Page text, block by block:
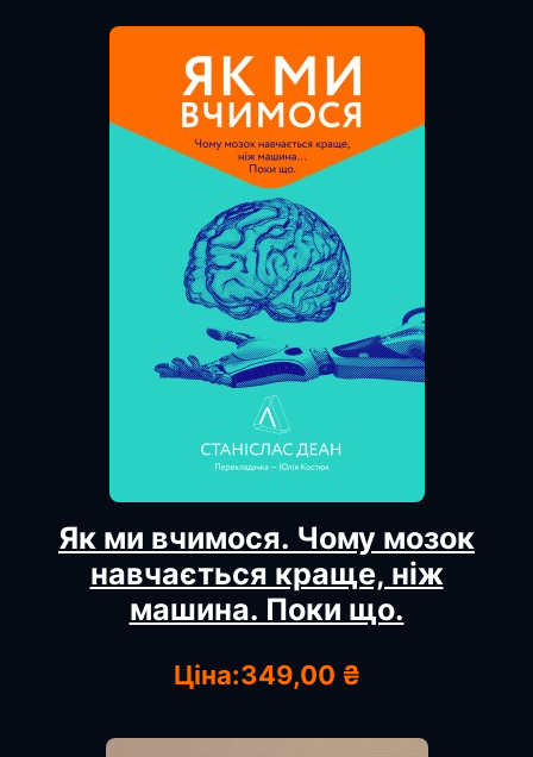
Як ми вчимося. Чому мозок
навчається краще, ніж
машина. Поки що.
Ціна:349,00 ₴